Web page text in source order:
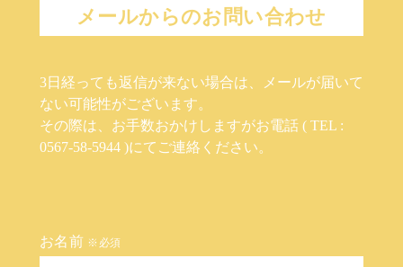
メールからのお問い合わせ
3日経っても返信が来ない場合は、メールが届いて
ない可能性がございます。
その際は、お手数おかけしますがお電話 ( TEL :
0567-58-5944 )にてご連絡ください。
お名前 ※必須